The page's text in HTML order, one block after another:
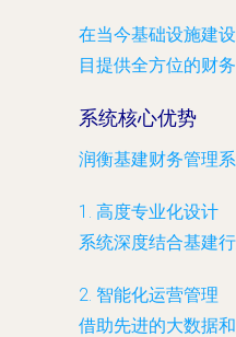
在当今基础设施建
目提供全方位的财
系统核心优势
润衡基建财务管理
1. 高度专业化设计
系统深度结合基建
2. 智能化运营管理
借助先进的大数据